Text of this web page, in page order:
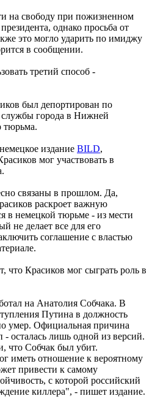
на свободу при пожизненном
однако просьба от
это могло ударить по имиджу
в сообщении.
третий способ -
был депортирован по
города в Нижней
тюрьма.
издание BILD,
мог участвовать в
связаны в прошлом. Да,
раскроет важную
в немецкой тюрьме - из мести
не делает все для его
соглашение с властью
что Красиков мог сыграть роль в
на Анатолия Собчака. В
Путина в должность
умер. Официальная причина
осталась лишь одной из версий.
что Собчак был убит.
иметь отношение к вероятному
привести к самому
с которой российский
киллера", - пишет издание.